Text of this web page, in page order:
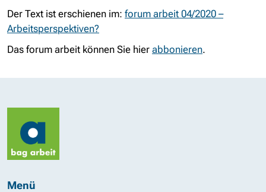
Der Text ist erschienen im: forum arbeit 04/2020 –
Arbeitsperspektiven?
Das forum arbeit können Sie hier abbonieren.
Menü